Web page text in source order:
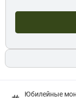
Юбилейные